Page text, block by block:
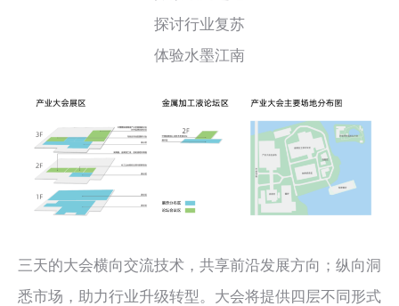
探讨行业复苏
体验水墨江南
三天的大会横向交流技术，共享前沿发展方向；纵向洞
悉市场，助力行业升级转型。大会将提供四层不同形式